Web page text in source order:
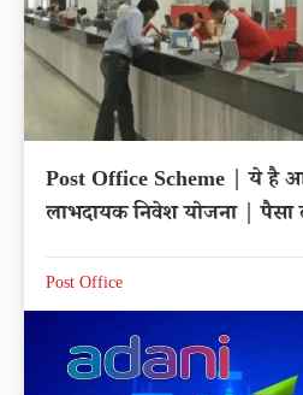
Post Office Scheme | ये है
लाभदायक निवेश योजना | पैसा
Post Office